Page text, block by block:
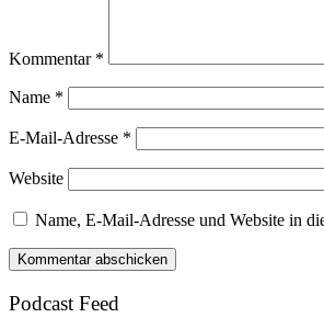
Kommentar *
Name *
E-Mail-Adresse *
Website
Name, E-Mail-Adresse und Website in
Podcast Feed